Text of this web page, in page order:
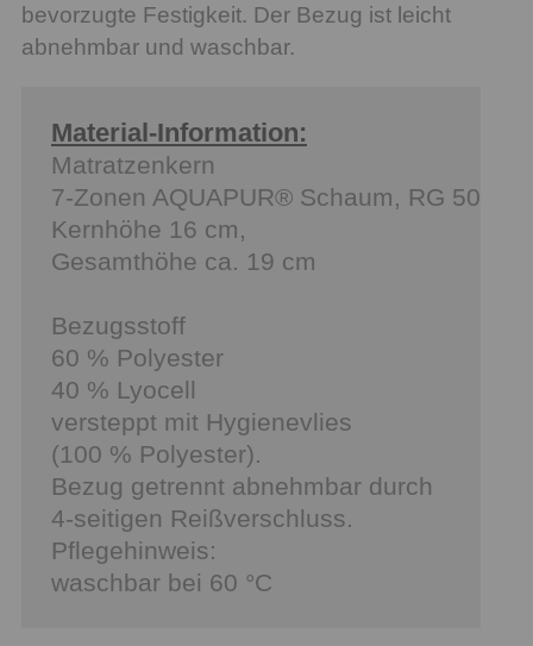
bevorzugte Festigkeit. Der Bezug ist leicht
abnehmbar und waschbar.
Material-Information:
Matratzenkern
7-Zonen AQUAPUR® Schaum, RG 50
Kernhöhe 16 cm,
Gesamthöhe ca. 19 cm
Bezugsstoff
60 % Polyester
40 % Lyocell
versteppt mit Hygienevlies
(100 % Polyester).
Bezug getrennt abnehmbar durch
4-seitigen Reißverschluss.
Pflegehinweis:
waschbar bei 60 °C